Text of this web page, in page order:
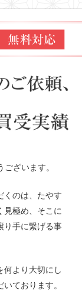
ざいます。
くのは、たやす
見極め、そこに
り手に繋げる事
何より大切にし
ております。